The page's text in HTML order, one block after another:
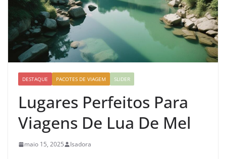
DESTAQUE PACOTES DE VIAGEM SLIDER
Lugares Perfeitos Para
Viagens De Lua De Mel
maio 15, 2025 Isadora